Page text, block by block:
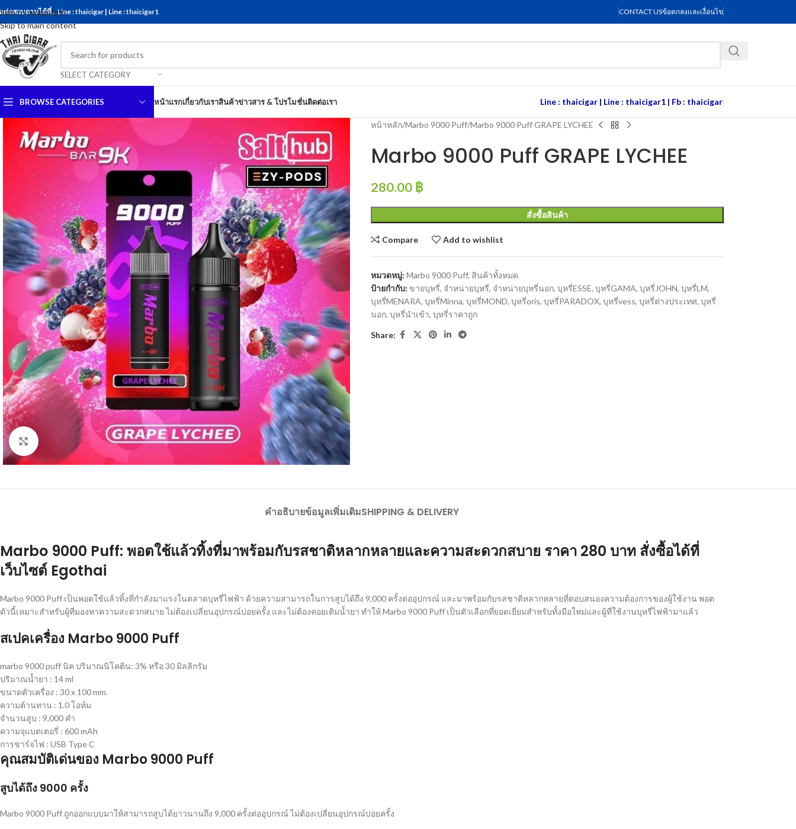
Skip to navigation
Skip to main content
ต่อสอบถามได้ที่ .. Line :thaicigar | Line :thaicigar1 CONTACT USข้อตกลงและเงื่อนไข
SELECT CATEGORY
BROWSE CATEGORIES หน้าแรกเกี่ยวกับเราสินค้าข่าวสาร & โปรโมชั่นติดต่อเรา Line : thaicigar | Line : thaicigar1 | Fb : thaicigar
Click to enlarge
หน้าหลัก Marbo 9000 Puff Marbo 9000 Puff GRAPE LYCHEE
Marbo 9000 Puff GRAPE LYCHEE
280.00 ฿
สั่งซื้อสินค้า
Compare Add to wishlist
หมวดหมู่: Marbo 9000 Puff, สินค้าทั้งหมด
ป้ายกำกับ: ขายบุหรี่, จำหน่ายบุหรี่, จำหน่ายบุหรี่นอก, บุหรี่ESSE, บุหรี่GAMA, บุหรี่JOHN, บุหรี่LM,
บุหรี่MENARA, บุหรี่Minna, บุหรี่MOND, บุหรี่oris, บุหรี่PARADOX, บุหรี่vess, บุหรี่ต่างประเทศ, บุหรี่
นอก, บุหรี่นำเข้า, บุหรี่ราคาถูก
Share:
คำอธิบายข้อมูลเพิ่มเติมSHIPPING & DELIVERY
Marbo 9000 Puff: พอตใช้แล้วทิ้งที่มาพร้อมกับรสชาติหลากหลายและความสะดวกสบาย ราคา 280 บาท สั่งซื้อได้ที่
เว็บไซต์ Egothai
Marbo 9000 Puff เป็นพอตใช้แล้วทิ้งที่กำลังมาแรงในตลาดบุหรี่ไฟฟ้า ด้วยความสามารถในการสูบได้ถึง 9,000 ครั้งต่ออุปกรณ์ และมาพร้อมกับรสชาติหลากหลายที่ตอบสนองความต้องการของผู้ใช้งาน พอต
ตัวนี้เหมาะสำหรับผู้ที่มองหาความสะดวกสบาย ไม่ต้องเปลี่ยนอุปกรณ์บ่อยครั้ง และไม่ต้องคอยเติมน้ำยา ทำให้ Marbo 9000 Puff เป็นตัวเลือกที่ยอดเยี่ยมสำหรับทั้งมือใหม่และผู้ที่ใช้งานบุหรี่ไฟฟ้ามาแล้ว
สเปคเครื่อง Marbo 9000 Puff
marbo 9000 puff นิค ปริมาณนิโคติน: 3% หรือ 30 มิลลิกรัม
ปริมาณน้ำยา : 14 ml
ขนาดตัวเครื่อง : 30 x 100 mm.
ความต้านทาน : 1.0 โอห์ม
จำนวนสูบ : 9,000 คํา
ความจุแบตเตอรี่ : 600 mAh
การชาร์จไฟ : USB Type C
คุณสมบัติเด่นของ Marbo 9000 Puff
สูบได้ถึง 9000 ครั้ง
Marbo 9000 Puff ถูกออกแบบมาให้สามารถสูบได้ยาวนานถึง 9,000 ครั้งต่ออุปกรณ์ ไม่ต้องเปลี่ยนอุปกรณ์บ่อยครั้ง